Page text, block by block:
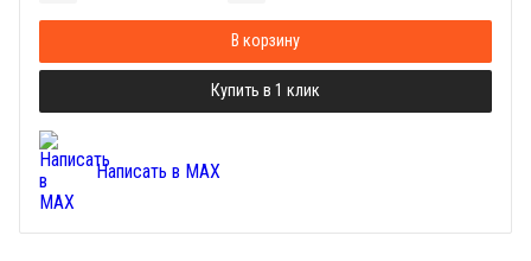
В корзину
Купить в 1 клик
Написать в MAX